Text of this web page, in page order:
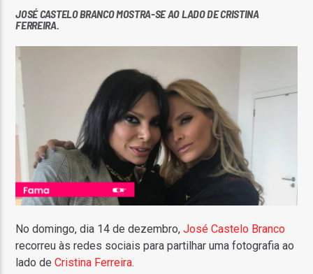
ON FM
JOSÉ CASTELO BRANCO MOSTRA-SE AO LADO DE CRISTINA
FERREIRA.
No domingo, dia 14 de dezembro,José Castelo Branco
recorreu às redes sociais para partilhar uma fotografia ao
lado deCristina Ferreira.